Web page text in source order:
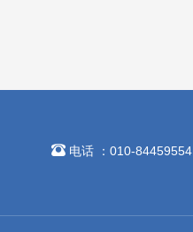
电话 ：010-84459554